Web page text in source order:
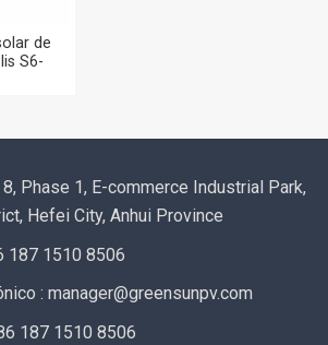
de
S6-
Phase 1, E-commerce Industrial Park,
Hefei City, Anhui Province
187 1510 8506
: manager@greensunpv.com
187 1510 8506